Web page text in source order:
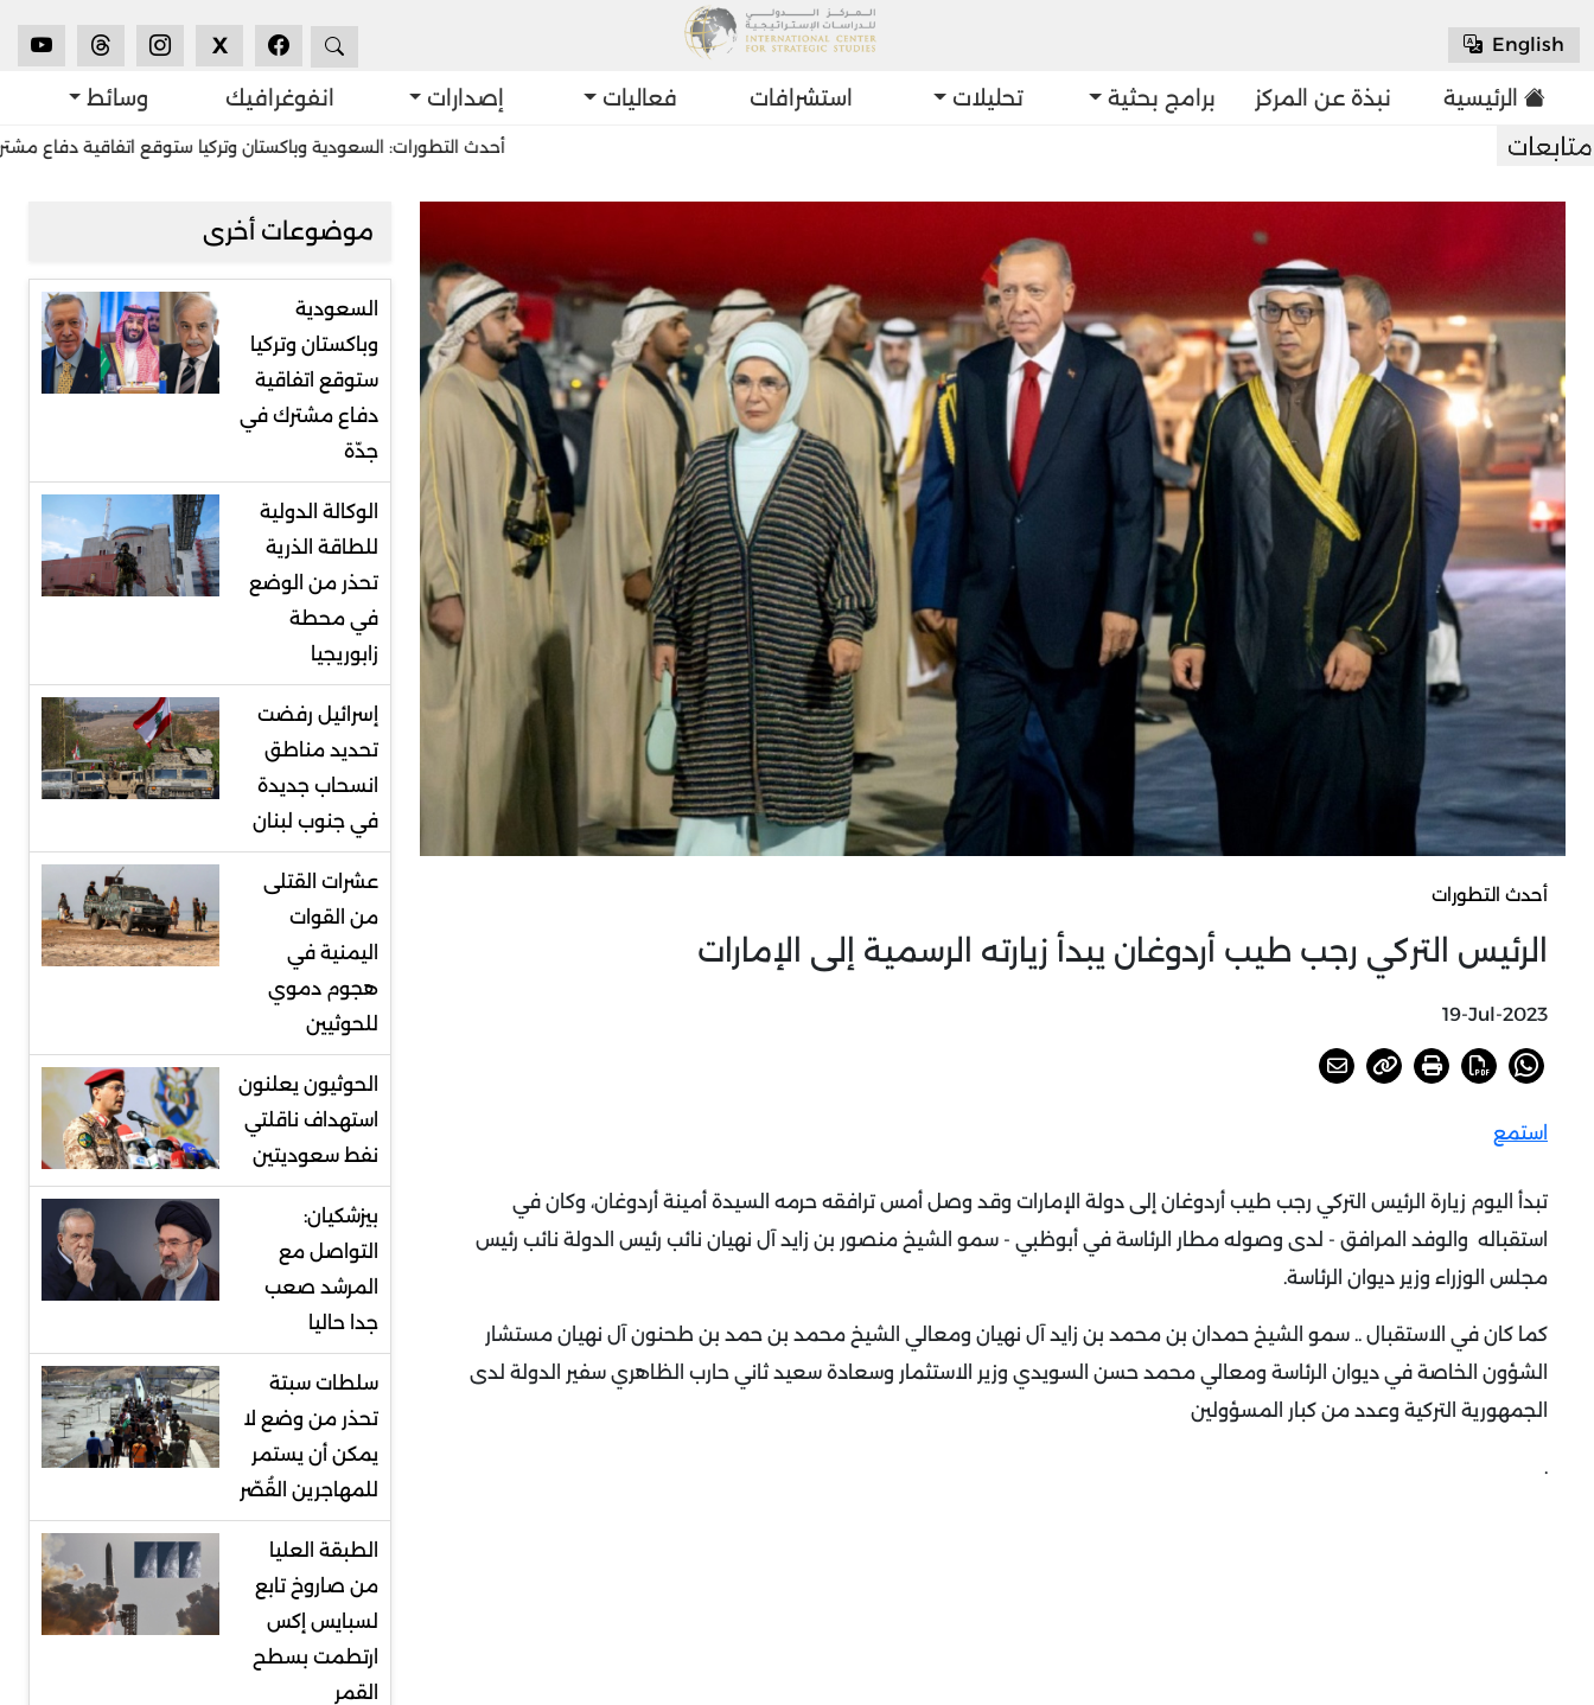
English
X
الرئيسية نبذة عن المركز برامج بحثية تحليلات استشرافات فعاليات إصدارات انفوغرافيك وسائط
أحدث التطورات: السعودية وباكستان وتركيا ستوقع اتفاقية دفاع مشترك في جدّة
أحدث التطورات
الرئيس التركي رجب طيب أردوغان يبدأ زيارته الرسمية إلى الإمارات
19-Jul-2023
استمع
تبدأ اليوم زيارة الرئيس التركي رجب طيب أردوغان إلى دولة الإمارات وقد وصل أمس ترافقه حرمه السيدة أمينة أردوغان، وكان في
استقباله والوفد المرافق - لدى وصوله مطار الرئاسة في أبوظبي - سمو الشيخ منصور بن زايد آل نهيان نائب رئيس الدولة نائب رئيس
مجلس الوزراء وزير ديوان الرئاسة.
كما كان في الاستقبال .. سمو الشيخ حمدان بن محمد بن زايد آل نهيان ومعالي الشيخ محمد بن حمد بن طحنون آل نهيان مستشار
الشؤون الخاصة في ديوان الرئاسة ومعالي محمد حسن السويدي وزير الاستثمار وسعادة سعيد ثاني حارب الظاهري سفير الدولة لدى
الجمهورية التركية وعدد من كبار المسؤولين
.
موضوعات أخرى
السعودية
وباكستان وتركيا
ستوقع اتفاقية
دفاع مشترك في
جدّة
الوكالة الدولية
للطاقة الذرية
تحذر من الوضع
في محطة
زابوريجيا
إسرائيل رفضت
تحديد مناطق
انسحاب جديدة
في جنوب لبنان
عشرات القتلى
من القوات
اليمنية في
هجوم دموي
للحوثيين
الحوثيون يعلنون
استهداف ناقلتي
نفط سعوديتين
بيزشكيان:
التواصل مع
المرشد صعب
جدا حاليا
سلطات سبتة
تحذر من وضع لا
يمكن أن يستمر
للمهاجرين القُصّر
الطبقة العليا
من صاروخ تابع
لسبايس إكس
ارتطمت بسطح
القمر